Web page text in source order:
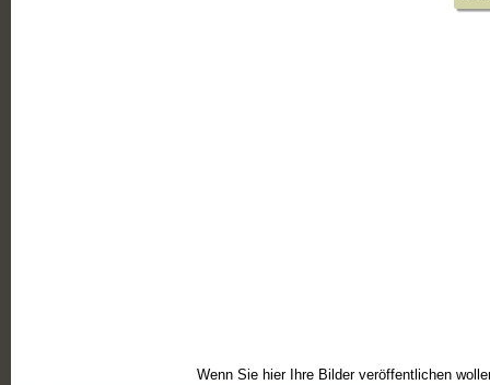
Wenn Sie hier Ihre Bilder veröffentlichen